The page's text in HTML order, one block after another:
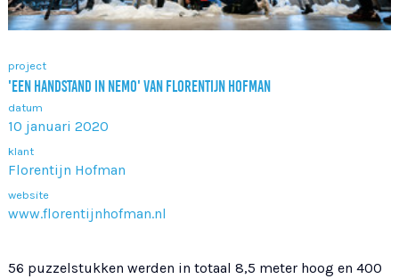
project
'EEN HANDSTAND IN NEMO' VAN FLORENTIJN HOFMAN
datum
10 januari 2020
klant
Florentijn Hofman
website
www.florentijnhofman.nl
56 puzzelstukken werden in totaal 8,5 meter hoog en 400